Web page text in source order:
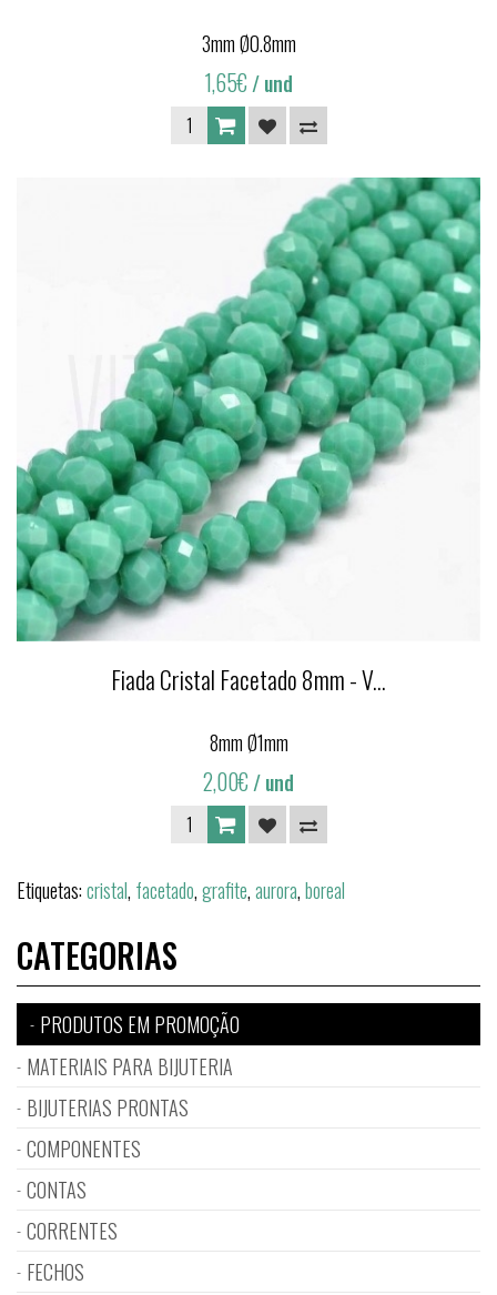
3mm Ø0.8mm
1,65€/ und
Fiada Cristal Facetado 8mm - V...
8mm Ø1mm
2,00€/ und
Etiquetas:cristal, facetado,grafite,aurora,boreal
CATEGORIAS
PRODUTOS EM PROMOÇÃO
MATERIAIS PARA BIJUTERIA
BIJUTERIAS PRONTAS
COMPONENTES
CONTAS
CORRENTES
FECHOS